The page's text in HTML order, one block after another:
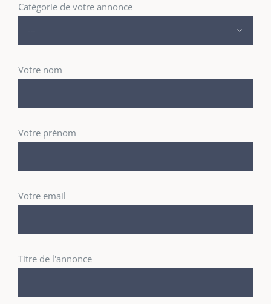
Catégorie de votre annonce

Votre nom
Votre prénom
Votre email
Titre de l'annonce